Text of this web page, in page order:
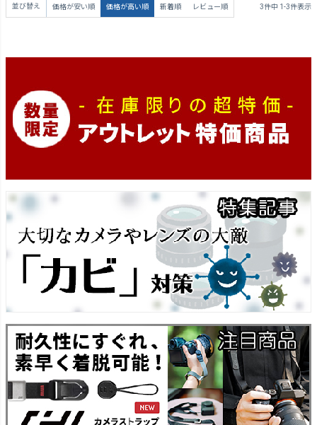
並び替え 価格が安い順 価格が高い順 新着順 レビュー順 3件中 1 -3件表示